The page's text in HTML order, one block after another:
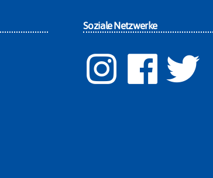
Soziale Netzwerke